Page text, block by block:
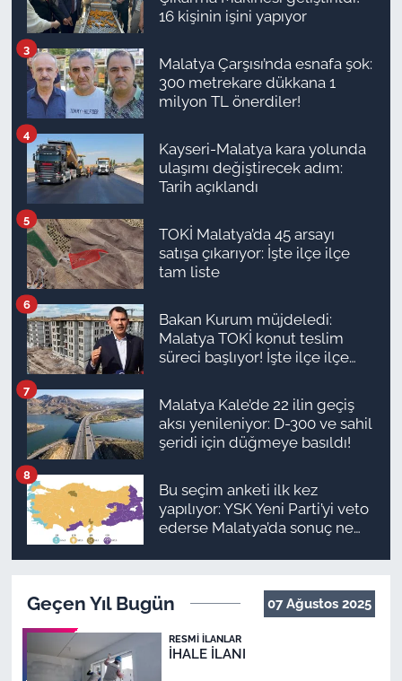
16 kişinin işini yapıyor
Malatya Çarşısı’nda esnafa şok:
300 metrekare dükkana 1
milyon TL önerdiler!
3
Kayseri-Malatya kara yolunda
ulaşımı değiştirecek adım:
Tarih açıklandı
4
TOKİ Malatya’da 45 arsayı
satışa çıkarıyor: İşte ilçe ilçe
tam liste
5
Bakan Kurum müjdeledi:
Malatya TOKİ konut teslim
süreci başlıyor! İşte ilçe ilçe
planı
6
Malatya Kale’de 22 ilin geçiş
aksı yenileniyor: D-300 ve sahil
şeridi için düğmeye basıldı!
7
Bu seçim anketi ilk kez
yapılıyor: YSK Yeni Parti’yi veto
ederse Malatya’da sonuç ne
8
Geçen Yıl Bugün 07 Ağustos 2025
RESMI İLANLAR
İHALE İLANI